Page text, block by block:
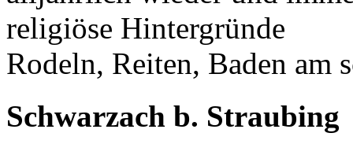
religiöse Hintergründe
Rodeln, Reiten, Baden am
Schwarzach b. Straubing